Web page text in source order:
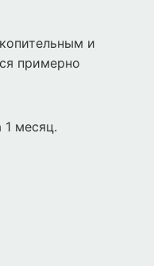
и
примерно
1 месяц.